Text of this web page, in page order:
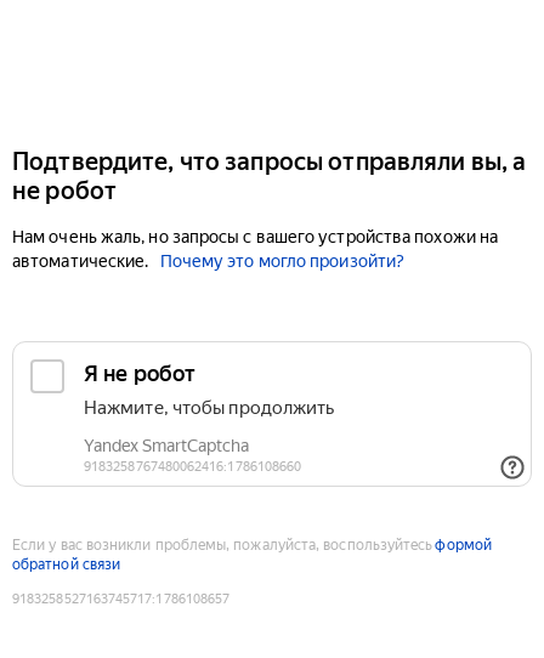
Подтвердите, что запросы отправляли вы, а
не робот
Нам очень жаль, но запросы с вашего устройства похожи на
автоматические.
Почему это могло произойти?
Если у вас возникли проблемы, пожалуйста, воспользуйтесьформой
обратной связи
9183258527163745717:1786108657